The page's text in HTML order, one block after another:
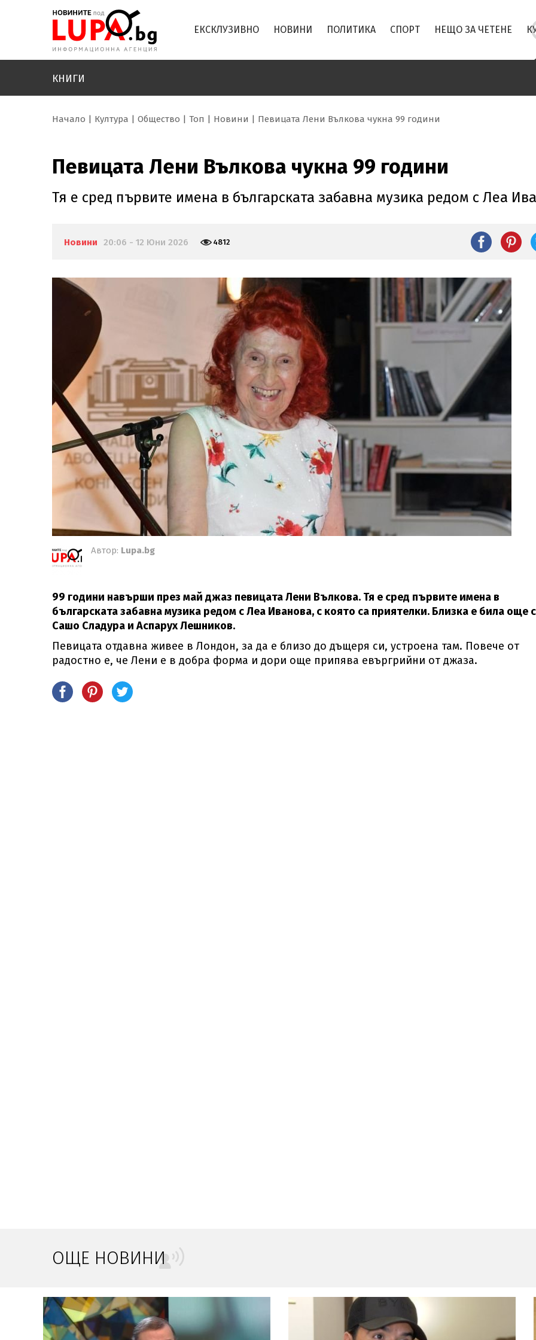
ЕКСКЛУЗИВНО НОВИНИ ПОЛИТИКА СПОРТ НЕЩО ЗА ЧЕТЕНЕ
КНИГИ
Начало Култура Общество Топ Новини Певицата Лени Вълкова чукна 99 години
Певицата Лени Вълкова чукна 99 години
Тя е сред първите имена в българската забавна музика редом с Леа
Новини 20:06 - 12 Юни 2026 4812
Автор: Lupa.bg
99 години навърши през май джаз певицата Лени Вълкова. Тя е сред първите имена в
българската забавна музика редом с Леа Иванова, с която са приятелки. Близка е била още
Сашо Сладура и Аспарух Лешников.
Певицата отдавна живее в Лондон, за да е близо до дъщеря си, устроена там. Повече от
радостно е, че Лени е в добра форма и дори още припява евъргрийни от джаза.
ОЩЕ НОВИНИ